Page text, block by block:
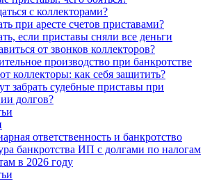
с коллекторами?
при аресте счетов приставами?
если приставы сняли все деньги
от звонков коллекторов?
производство при банкротстве
коллекторы: как себя защитить?
забрать судебные приставы при
долгов?
ответственность и банкротство
банкротства ИП с долгами по налогам
в 2026 году